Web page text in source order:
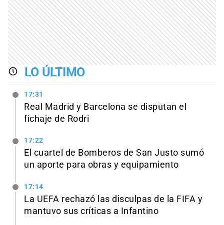
LO ÚLTIMO
17:31
Real Madrid y Barcelona se disputan el
fichaje de Rodri
17:22
El cuartel de Bomberos de San Justo sumó
un aporte para obras y equipamiento
17:14
La UEFA rechazó las disculpas de la FIFA y
mantuvo sus críticas a Infantino